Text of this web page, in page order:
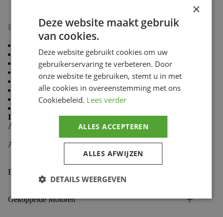
Beschrijving
Compact, aggressive and durable
Wider width, for greater stability above the bike
Its “U” shaped design avoids blockages in ruts
Its design keeps the stirrups clean from mud
Brings “teeth” interchangeable in stainless steel
Different colors
Includes:
Stainless steel springs + Stainless steel pins +
Autoblock stainless steel nuts
Aanvullende informatie
Beoordelingen (0)
Gekoppelde Motoren
×
Deze website maakt gebruik
van cookies.
Deze website gebruikt cookies om uw
gebruikerservaring te verbeteren. Door
onze website te gebruiken, stemt u in met
alle cookies in overeenstemming met ons
Cookiebeleid. Lees verder
ALLES ACCEPTEREN
ALLES AFWIJZEN
DETAILS WEERGEVEN